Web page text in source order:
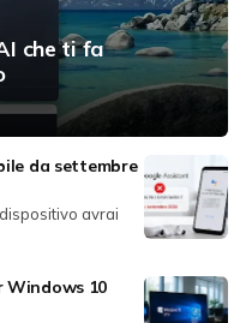
che ti fa
da settembre
avrai
Windows 10